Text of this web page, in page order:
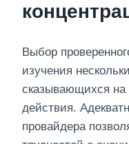
Выбор
изучения
сказывающихся на
действия.
провайдера